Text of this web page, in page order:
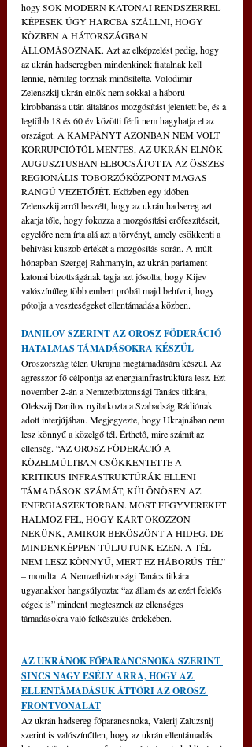
hogy SOK MODERN KATONAI RENDSZERREL
KÉPESEK ÚGY HARCBA SZÁLLNI, HOGY
KÖZBEN A HÁTORSZÁGBAN
ÁLLOMÁSOZNAK. Azt az elképzelést pedig, hogy
az ukrán hadseregben mindenkinek fiatalnak kell
lennie, némileg torznak minősítette. Volodimir
Zelenszkij ukrán elnök nem sokkal a háború
kirobbanása után általános mozgósítást jelentett be, és a
legtöbb 18 és 60 év közötti férfi nem hagyhatja el az
országot. A KAMPÁNYT AZONBAN NEM VOLT
KORRUPCIÓTÓL MENTES, AZ UKRÁN ELNÖK
AUGUSZTUSBAN ELBOCSÁTOTTA AZ ÖSSZES
REGIONÁLIS TOBORZÓKÖZPONT MAGAS
RANGÚ VEZETŐJÉT. Eközben egy időben
Zelenszkij arról beszélt, hogy az ukrán hadsereg azt
akarja tőle, hogy fokozza a mozgósítási erőfeszítéseit,
egyelőre nem írta alá azt a törvényt, amely csökkenti a
behívási küszöb értékét a mozgósítás során. A múlt
hónapban Szergej Rahmanyin, az ukrán parlament
katonai bizottságának tagja azt jósolta, hogy Kijev
valószínűleg több embert próbál majd behívni, hogy
pótolja a veszteségeket ellentámadása közben.
DANILOV SZERINT AZ OROSZ FÖDERÁCIÓ
HATALMAS TÁMADÁSOKRA KÉSZÜL
Oroszország télen Ukrajna megtámadására készül. Az
agresszor fő célpontja az energiainfrastruktúra lesz. Ezt
november 2-án a Nemzetbiztonsági Tanács titkára,
Olekszij Danilov nyilatkozta a Szabadság Rádiónak
adott interjújában. Megjegyezte, hogy Ukrajnában nem
lesz könnyű a közelgő tél. Érthető, mire számít az
ellenség. “AZ OROSZ FÖDERÁCIÓ A
KÖZELMÚLTBAN CSÖKKENTETTE A
KRITIKUS INFRASTRUKTÚRÁK ELLENI
TÁMADÁSOK SZÁMÁT, KÜLÖNÖSEN AZ
ENERGIASZEKTORBAN. MOST FEGYVEREKET
HALMOZ FEL, HOGY KÁRT OKOZZON
NEKÜNK, AMIKOR BEKÖSZÖNT A HIDEG. DE
MINDENKÉPPEN TÚLJUTUNK EZEN. A TÉL
NEM LESZ KÖNNYŰ, MERT EZ HÁBORÚS TÉL”
– mondta. A Nemzetbiztonsági Tanács titkára
ugyanakkor hangsúlyozta: “az állam és az ezért felelős
cégek is” mindent megtesznek az ellenséges
támadásokra való felkészülés érdekében.
AZ UKRÁNOK FŐPARANCSNOKA SZERINT
SINCS NAGY ESÉLY ARRA, HOGY AZ
ELLENTÁMADÁSUK ÁTTÖRI AZ OROSZ
FRONTVONALAT
Az ukrán hadsereg főparancsnoka, Valerij Zaluzsnij
szerint is valószínűtlen, hogy az ukrán ellentámadás